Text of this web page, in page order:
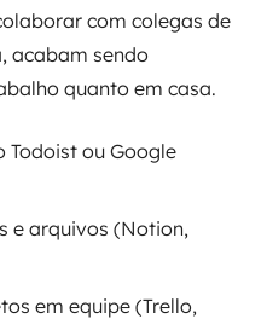
com colegas de
acabam sendo
quanto em casa.
Todoist ou Google
e arquivos (Notion,
em equipe (Trello,